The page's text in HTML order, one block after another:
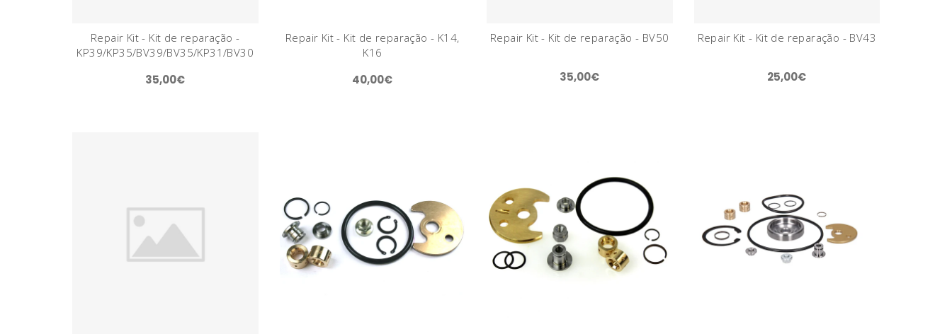
Repair Kit - Kit de reparação -
KP39/KP35/BV39/BV35/KP31/BV30
35,00€
Repair Kit - Kit de reparação - K14,
K16
40,00€
Repair Kit - Kit de reparação - BV50
35,00€
Repair Kit - Kit de reparação - BV43
25,00€